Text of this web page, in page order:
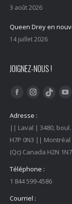
3 août 2026
Queen Drey en
14 juillet 2026
JOIGNEZ-NOUS !
Trouvez nous sur :
FacebookInstagram
Tiktok
Adresse :
|| Laval | 3480, boul.
H7P 0N3 || Montréal
(Qc) Canada H2N 1N7
Téléphone :
1 844 599-4586
Courriel :